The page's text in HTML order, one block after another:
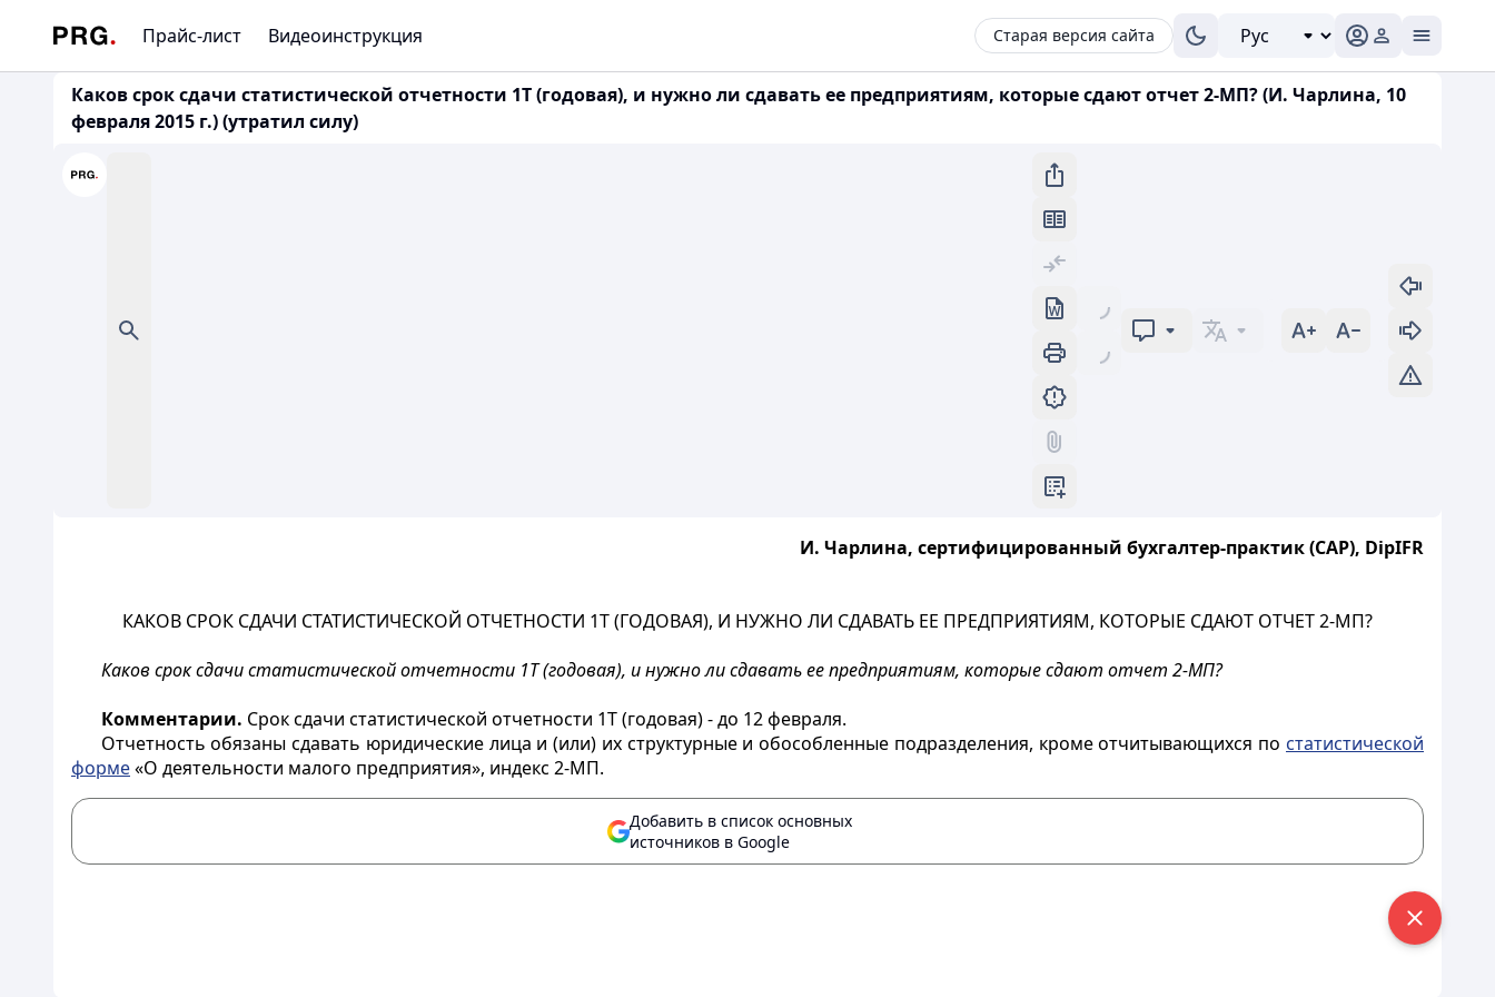
Прайс-лист Видеоинструкция Старая версия сайта
Каков срок сдачи статистической отчетности 1Т (годовая), и нужно ли сдавать ее предприятиям, которые сдают отчет 2-МП? (И. Чарлина, 10
февраля 2015 г.) (утратил силу)
И. Чарлина, сертифицированный бухгалтер-практик (САР), DipIFR
КАКОВ СРОК СДАЧИ СТАТИСТИЧЕСКОЙ ОТЧЕТНОСТИ 1Т (ГОДОВАЯ), И НУЖНО ЛИ СДАВАТЬ ЕЕ ПРЕДПРИЯТИЯМ, КОТОРЫЕ СДАЮТ ОТЧЕТ 2-МП?
Каков срок сдачи статистической отчетности 1Т (годовая), и нужно ли сдавать ее предприятиям, которые сдают отчет 2-МП?
Комментарии. Срок сдачи статистической отчетности 1Т (годовая) - до 12 февраля.
Отчетность обязаны сдавать юридические лица и (или) их структурные и обособленные подразделения, кроме отчитывающихся по статистической
форме«О деятельности малого предприятия», индекс 2-МП.
Добавить в список основных
источников в Google